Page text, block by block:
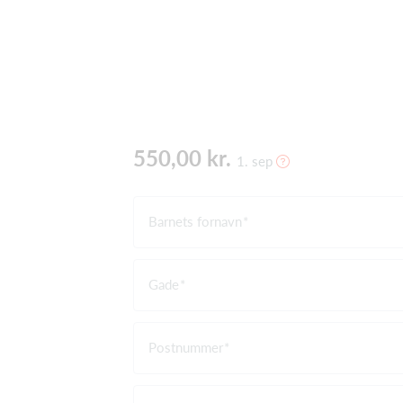
550,00 kr. 1. sep
Barnets fornavn
Gade
Postnummer